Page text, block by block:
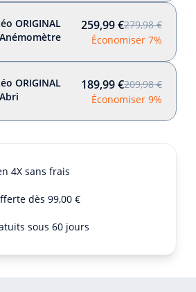
ORIGINAL
259,99 €279,98 €
Économiser 7%
ORIGINAL
189,99 €209,98 €
Économiser 9%
4X sans frais
dès 99,00 €
sous 60 jours